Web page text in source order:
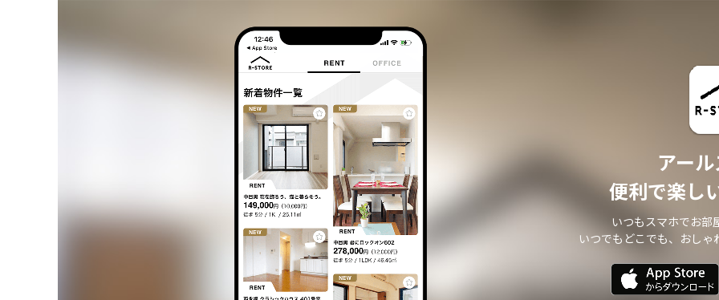
アー
便利で楽し
いつもスマホでお部
いつでもどこでも、おし